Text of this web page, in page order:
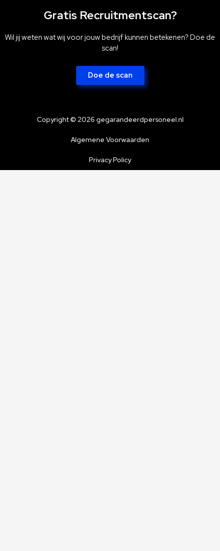
Gratis Recruitmentscan?
Wil jij weten wat wij voor jouw bedrijf kunnen betekenen? Doe de
scan!
Doe de scan
Copyright © 2026 gegarandeerdpersoneel.nl
Algemene Voorwaarden
Privacy Policy